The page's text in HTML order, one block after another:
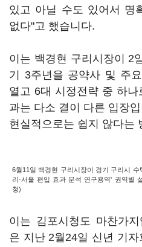
있고 아닐 수도 있어서 명
없다"고 했습니다.
이는 백경현 구리시장이 2
기 3주년을 공약사 및 주
열고 6대 시정전략 중 하
과는 다소 결이 다른 입장
현실적으로는 쉽지 않다는
6월11일 백경현 구리시장이 경기 구리시
리·서울 편입 효과 분석 연구용역' 권역별
청)
이는 김포시청도 마찬가
은 지난 2월24일 신년 기자